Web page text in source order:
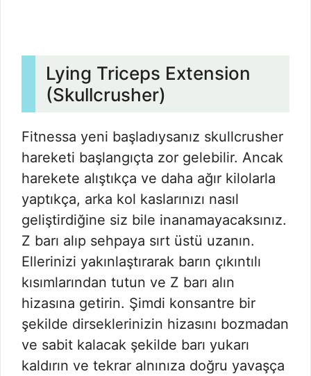
Lying Triceps Extension
(Skullcrusher)
Fitnessa yeni başladıysanız skullcrusher
hareketi başlangıçta zor gelebilir. Ancak
harekete alıştıkça ve daha ağır kilolarla
yaptıkça, arka kol kaslarınızı nasıl
geliştirdiğine siz bile inanamayacaksınız.
Z barı alıp sehpaya sırt üstü uzanın.
Ellerinizi yakınlaştırarak barın çıkıntılı
kısımlarından tutun ve Z barı alın
hizasına getirin. Şimdi konsantre bir
şekilde dirseklerinizin hizasını bozmadan
ve sabit kalacak şekilde barı yukarı
kaldırın ve tekrar alnınıza doğru yavaşça